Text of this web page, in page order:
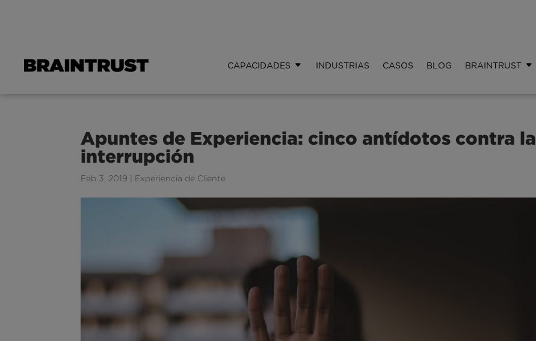
CAPACIDADES INDUSTRIAS CASOS BLOG BRAINTRUST
Apuntes de Experiencia: cinco antídotos contra la
interrupción
Feb 3, 2019 Experiencia de Cliente